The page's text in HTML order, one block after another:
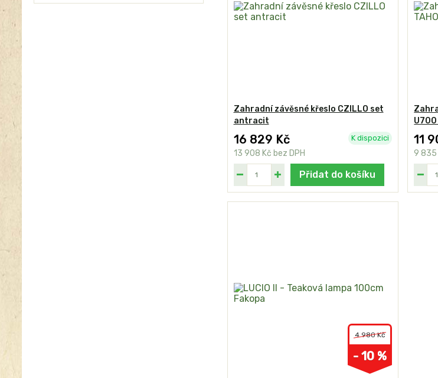
Zahradní závěsné křeslo CZILLO set
antracit
16 829 Kč
13 908 Kč bez DPH
K dispozici
Přidat do košíku
U700
11
9 835
4 980 Kč
- 10 %